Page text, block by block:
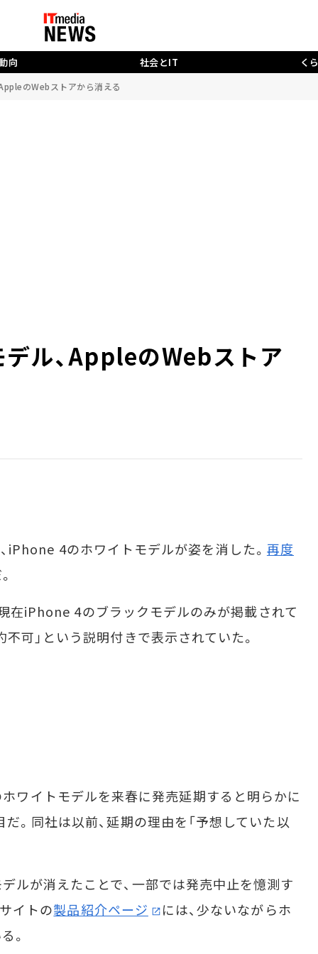
向 社会とIT く
のWebストアから消える
ル、AppleのWebストア
4のホワイトモデルが姿を消した。 再度
在iPhone 4のブラックモデルのみが掲載されて
可」という説明付きで表示されていた。
ワイトモデルを来春に発売延期すると明らかに
。同社は以前、延期の理由を「予想していた以
ルが消えたことで、一部では発売中止を憶測す
イトの製品紹介ページ
には、少ないながらホ
。